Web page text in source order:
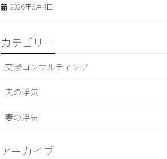
2026年6月4日
カテゴリー
交渉コンサルティング
夫の浮気
妻の浮気
アーカイブ